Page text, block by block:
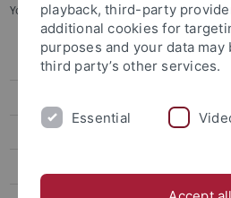
You are here: Startseite ...
Dissertationen
Laboratorium
playback, third-party
additional cookies for
purposes and your data may
third party’s other services.
Essential